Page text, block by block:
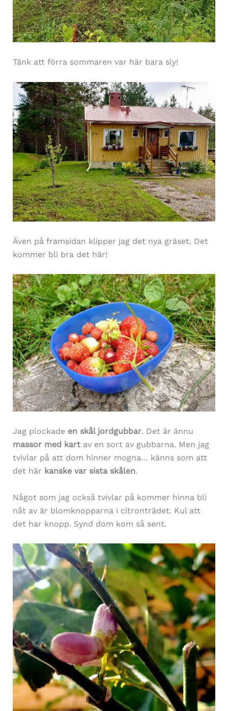
Tänk att förra sommaren var här bara sly!
Även på framsidan klipper jag det nya gräset. Det
kommer bli bra det här!
Jag plockade en skål jordgubbar. Det är ännu
massor med kartav en sort av gubbarna. Men jag
tvivlar på att dom hinner mogna… känns som att
det här kanske var sista skålen.
Något som jag också tvivlar på kommer hinna bli
nåt av är blomknopparna i citronträdet. Kul att
det har knopp. Synd dom kom så sent.